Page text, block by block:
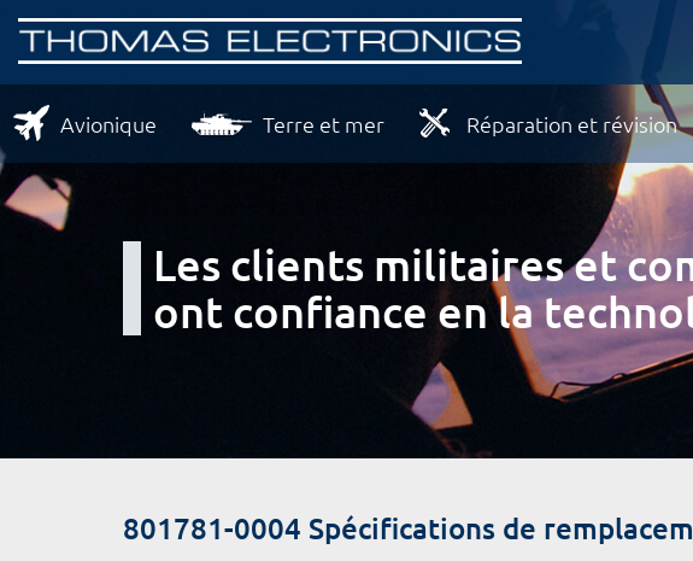
Avionique Terre et mer Réparation et révision
Les clients militaires et
ont confiance en la
801781-0004 Spécifications de